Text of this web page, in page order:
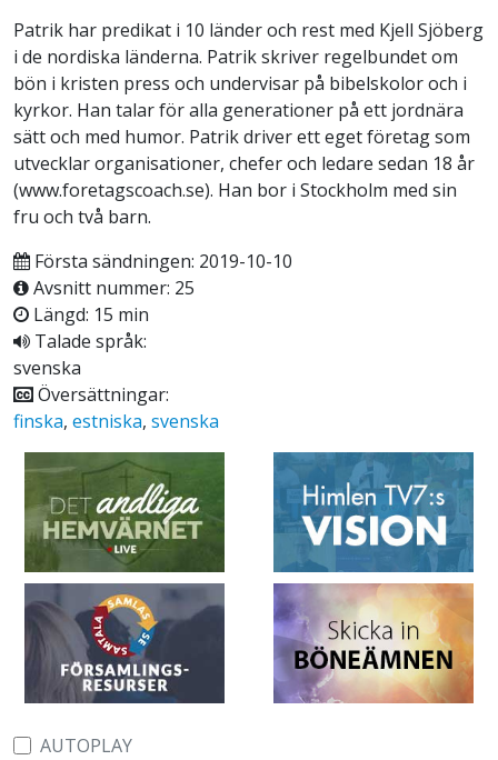
Patrik har predikat i 10 länder och rest med Kjell Sjöberg
i de nordiska länderna. Patrik skriver regelbundet om
bön i kristen press och undervisar på bibelskolor och i
kyrkor. Han talar för alla generationer på ett jordnära
sätt och med humor. Patrik driver ett eget företag som
utvecklar organisationer, chefer och ledare sedan 18 år
(www.foretagscoach.se). Han bor i Stockholm med sin
fru och två barn.
Första sändningen: 2019-10-10
Avsnitt nummer: 25
Längd: 15 min
Talade språk:
svenska
Översättningar:
finska, estniska, svenska
AUTOPLAY